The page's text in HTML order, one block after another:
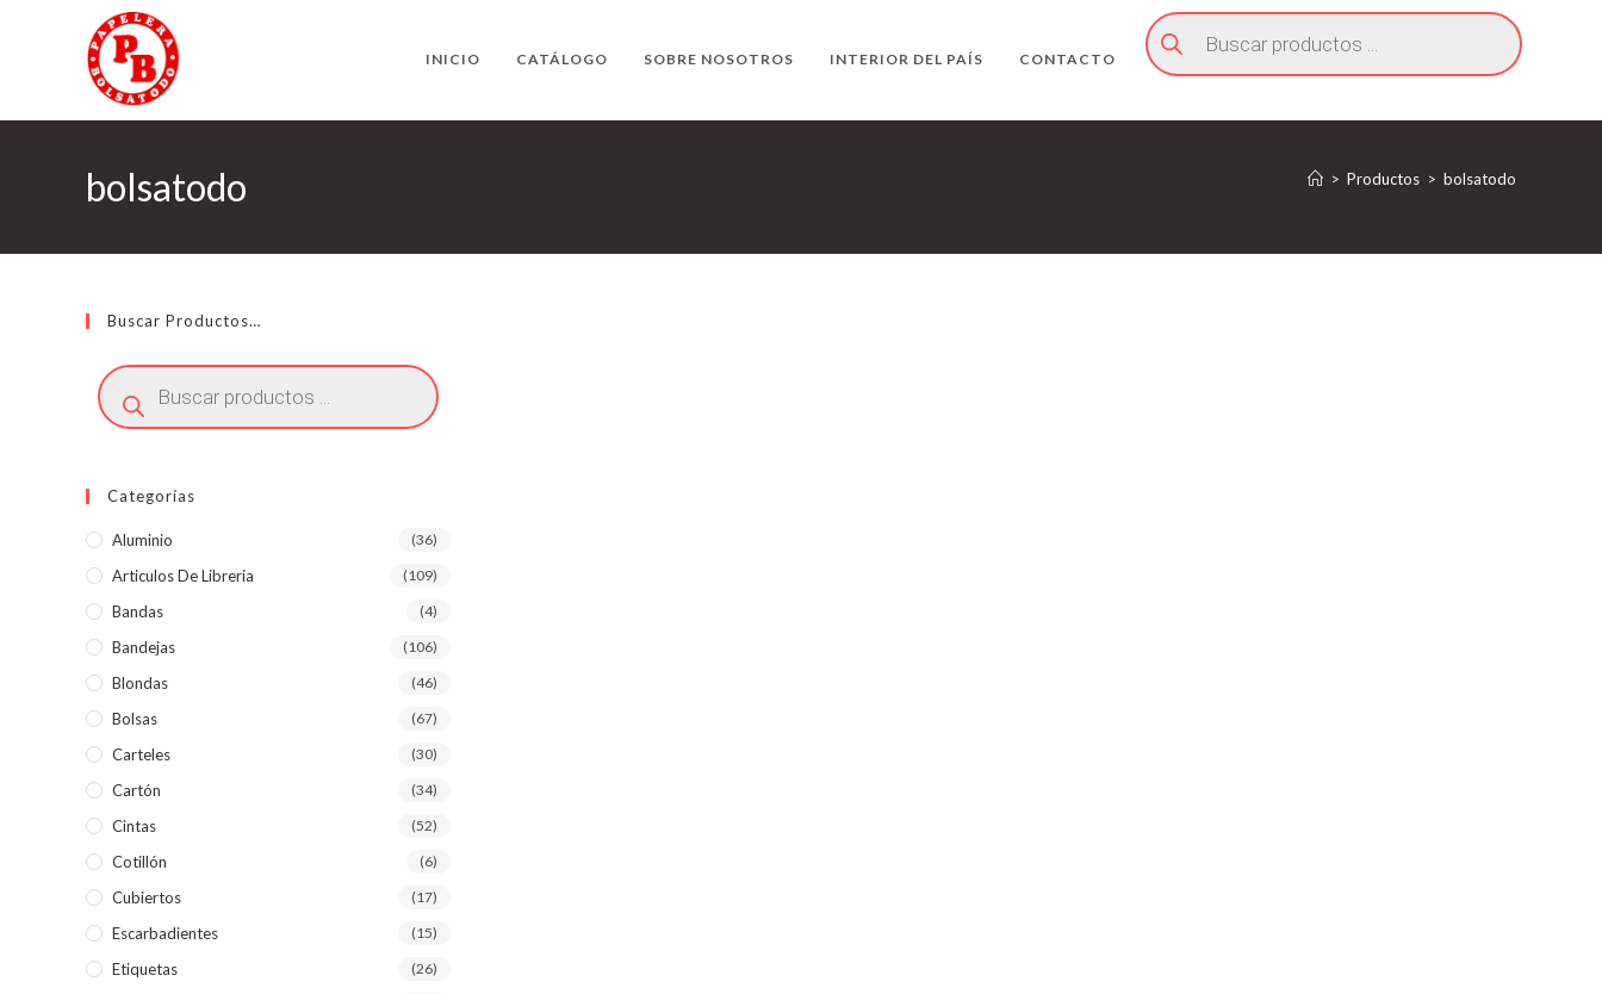
INICIO CATÁLOGO SOBRE NOSOTROS INTERIOR DEL PAÍS CONTACTO
Búsqueda
de
productos
bolsatodo > Productos > bolsatodo
Buscar Productos…
Búsqueda
de
productos
Categorías
Aluminio (36)
Articulos De Libreria (109)
Bandas (4)
Bandejas (106)
Blondas (46)
Bolsas (67)
Carteles (30)
Cartón (34)
Cintas (52)
Cotillón (6)
Cubiertos (17)
Escarbadientes (15)
Etiquetas (26)